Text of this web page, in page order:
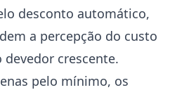
desconto automático,
a percepção do custo
crescente.
pelo mínimo, os